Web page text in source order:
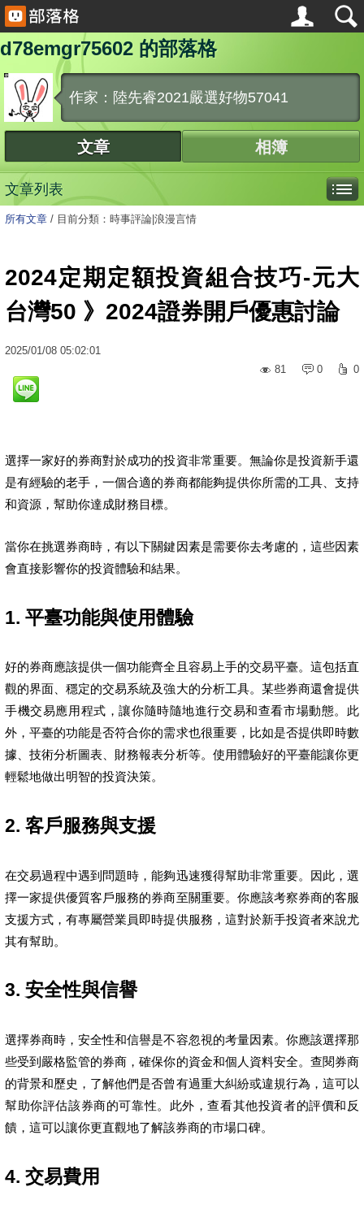
d78emgr75602 的部落格
作家：陸先睿2021嚴選好物57041
文章 相簿
文章列表
所有文章 / 目前分類：時事評論|浪漫言情
2024定期定額投資組合技巧-元大
台灣50 》2024證券開戶優惠討論
2025/01/08 05:02:01
81
0 0
選擇一家好的券商對於成功的投資非常重要。無論你是投資新手還
是有經驗的老手，一個合適的券商都能夠提供你所需的工具、支持
和資源，幫助你達成財務目標。
當你在挑選券商時，有以下關鍵因素是需要你去考慮的，這些因素
會直接影響你的投資體驗和結果。
1. 平臺功能與使用體驗
好的券商應該提供一個功能齊全且容易上手的交易平臺。這包括直
觀的界面、穩定的交易系統及強大的分析工具。某些券商還會提供
手機交易應用程式，讓你隨時隨地進行交易和查看市場動態。此
外，平臺的功能是否符合你的需求也很重要，比如是否提供即時數
據、技術分析圖表、財務報表分析等。使用體驗好的平臺能讓你更
輕鬆地做出明智的投資決策。
2. 客戶服務與支援
在交易過程中遇到問題時，能夠迅速獲得幫助非常重要。因此，選
擇一家提供優質客戶服務的券商至關重要。你應該考察券商的客服
支援方式，有專屬營業員即時提供服務，這對於新手投資者來說尤
其有幫助。
3. 安全性與信譽
選擇券商時，安全性和信譽是不容忽視的考量因素。你應該選擇那
些受到嚴格監管的券商，確保你的資金和個人資料安全。查閱券商
的背景和歷史，了解他們是否曾有過重大糾紛或違規行為，這可以
幫助你評估該券商的可靠性。此外，查看其他投資者的評價和反
饋，這可以讓你更直觀地了解該券商的市場口碑。
4. 交易費用